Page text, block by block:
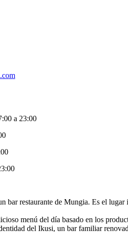
a 23:00
bar restaurante de Mungia. Es el
menú del día basado en los
del Ikusi, un bar familiar